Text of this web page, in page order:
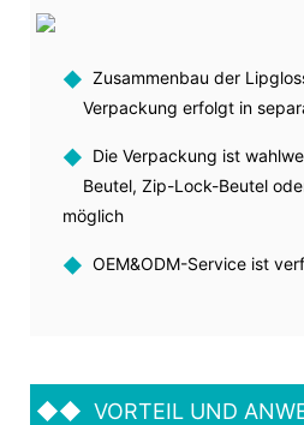
◆ Zusammenbau der
Verpackung erfolgt in
◆ Die Verpackung ist
Beutel, Zip-Lock-Beutel
möglich
◆ OEM&ODM-Service ist
◆◆ VORTEIL UND